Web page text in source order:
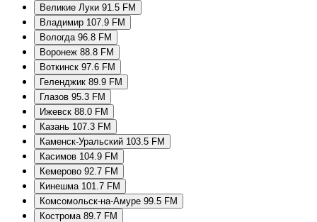
Великие Луки 91.5 FM
Владимир 107.9 FM
Вологда 96.8 FM
Воронеж 88.8 FM
Воткинск 97.6 FM
Геленджик 89.9 FM
Глазов 95.3 FM
Ижевск 88.0 FM
Казань 107.3 FM
Каменск-Уральский 103.5 FM
Касимов 104.9 FM
Кемерово 92.7 FM
Кинешма 101.7 FM
Комсомольск-на-Амуре 99.5 FM
Кострома 89.7 FM